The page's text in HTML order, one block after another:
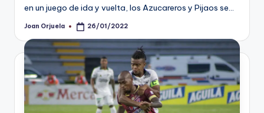
en un juego de ida y vuelta, los Azucareros y Pijaos se…
Publicado
Joan Orjuela 26/01/2022